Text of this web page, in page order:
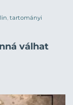
tartományi
válhat